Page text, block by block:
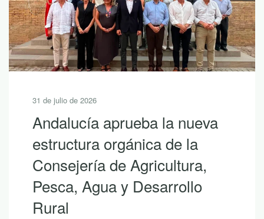
31 de julio de 2026
Andalucía aprueba la nueva
estructura orgánica de la
Consejería de Agricultura,
Pesca, Agua y Desarrollo
Rural